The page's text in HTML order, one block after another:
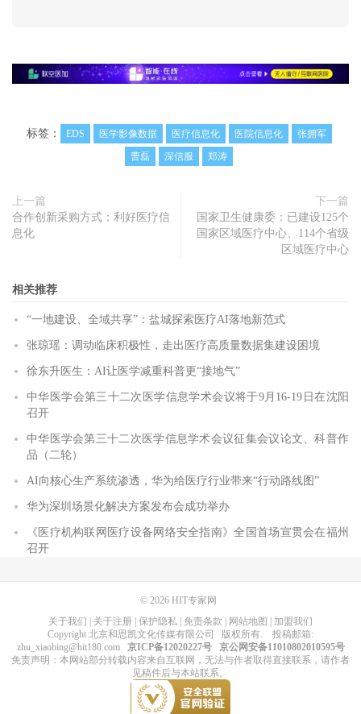
标签： EDS 医学影像数据 医疗信息化 医院信息化
张拥军
曹磊
深信服 郑涛
上一篇
合作创新采购方式：利好医疗信
息化
下一篇
国家卫生健康委：已建设125个
国家区域医疗中心、114个省级
区域医疗中心
相关推荐
“一地建设、全域共享”：盐城探索医疗AI落地新范式
张琼瑶：调动临床积极性，走出医疗高质量数据集建设困境
徐东升医生：AI让医学减重科普更“接地气”
中华医学会第三十二次医学信息学术会议将于9月16-19日在沈阳
召开
中华医学会第三十二次医学信息学术会议征集会议论文、科普作
品（二轮）
AI向核心生产系统渗透，华为给医疗行业带来“行动路线图”
华为深圳场景化解决方案发布会成功举办
《医疗机构联网医疗设备网络安全指南》全国首场宣贯会在福州
召开
© 2026 HIT专家网
关于我们 | 关于注册 | 保护隐私 | 免责条款 | 网站地图 | 加盟我们
Copyright 北京和思凯文化传媒有限公司 版权所有. 投稿邮箱:
zhu_xiaobing@hit180.com
京ICP备12020227号
京公网安备11010802010595号
免责声明：本网站部分转载内容来自互联网，无法与作者取得直接联系，请作者
见稿件后与本站联系。